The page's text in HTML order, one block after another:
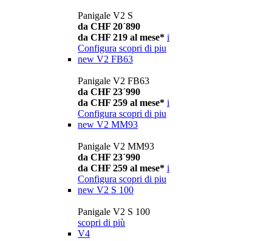
Panigale V2 S
da CHF 20´890
da CHF 219 al mese* i
Configura scopri di piu
new V2 FB63
Panigale V2 FB63
da CHF 23´990
da CHF 259 al mese* i
Configura scopri di piu
new V2 MM93
Panigale V2 MM93
da CHF 23´990
da CHF 259 al mese* i
Configura scopri di piu
new V2 S 100
Panigale V2 S 100
scopri di più
V4